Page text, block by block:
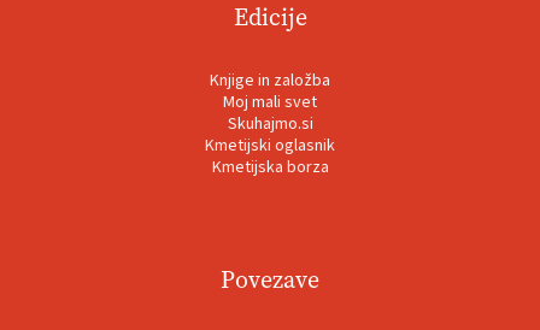
Edicije
Knjige in založba
Moj mali svet
Skuhajmo.si
Kmetijski oglasnik
Kmetijska borza
Povezave